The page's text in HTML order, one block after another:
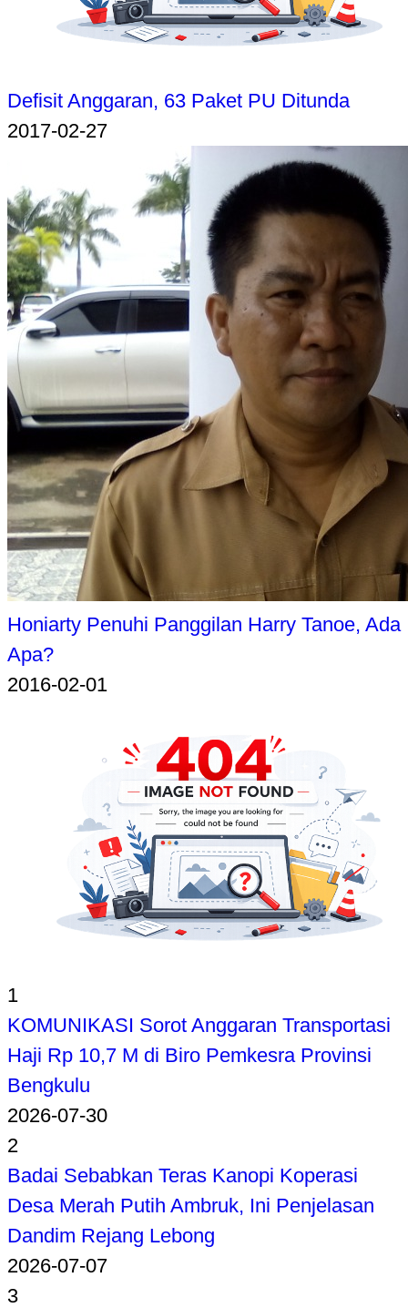
Defisit Anggaran, 63 Paket PU Ditunda
2017-02-27
Honiarty Penuhi Panggilan Harry Tanoe, Ada
Apa?
2016-02-01
1
KOMUNIKASI Sorot Anggaran Transportasi
Haji Rp 10,7 M di Biro Pemkesra Provinsi
Bengkulu
2026-07-30
2
Badai Sebabkan Teras Kanopi Koperasi
Desa Merah Putih Ambruk, Ini Penjelasan
Dandim Rejang Lebong
2026-07-07
3